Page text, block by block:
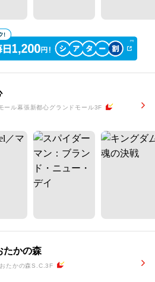
ール幕張新都心グランドモール3F
たかの森
たかの森S.C.3F